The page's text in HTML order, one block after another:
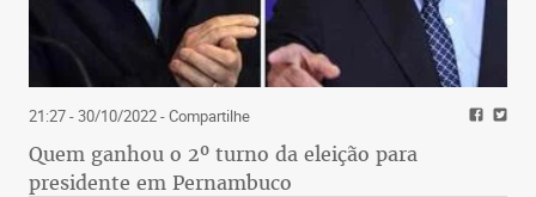
21:27 - 30/10/2022- Compartilhe
Quem ganhou o 2º turno da eleição para
presidente em Pernambuco